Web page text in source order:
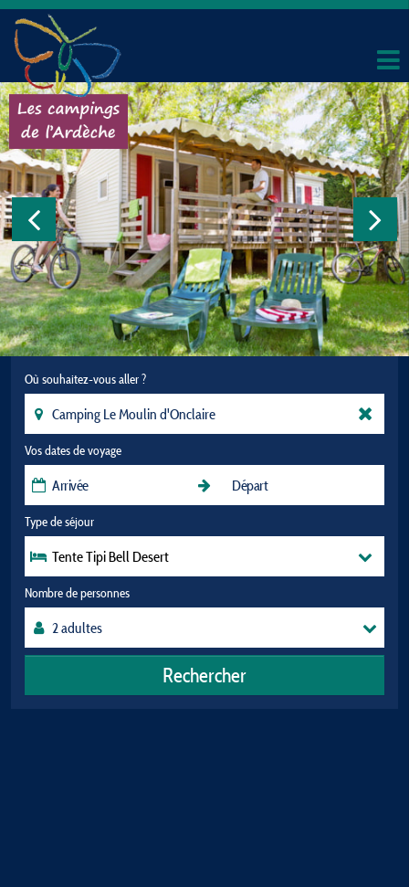
Où souhaitez-vous aller ?
Vos dates de voyage
Type de séjour
Tente Tipi Bell Desert
Nombre de personnes
Rechercher